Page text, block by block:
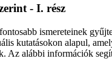
- I. rész
ismereteinek
kutatásokon alapul,
Az alábbi információk